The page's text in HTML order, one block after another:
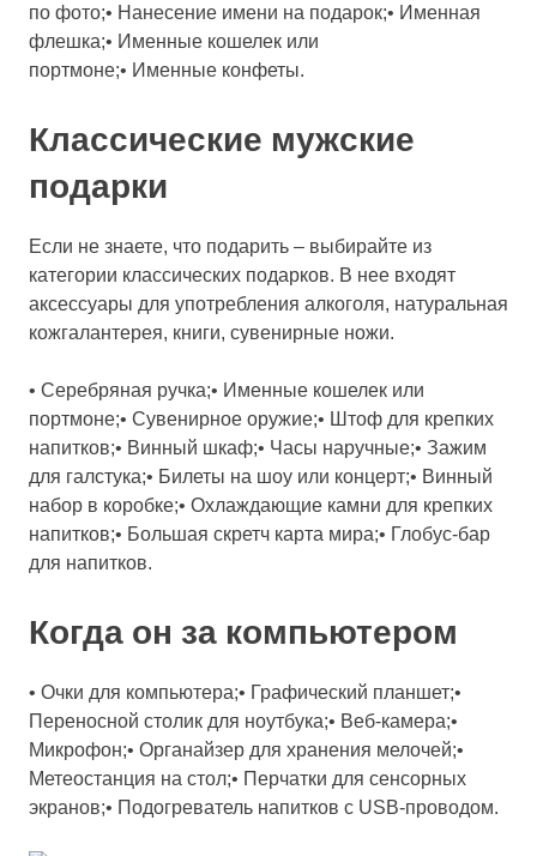
по фото;• Нанесение имени на подарок;• Именная
флешка;• Именные кошелек или
портмоне;• Именные конфеты.
Классические мужские
подарки
Если не знаете, что подарить – выбирайте из
категории классических подарков. В нее входят
аксессуары для употребления алкоголя, натуральная
кожгалантерея, книги, сувенирные ножи.
• Серебряная ручка;• Именные кошелек или
портмоне;• Сувенирное оружие;• Штоф для крепких
напитков;• Винный шкаф;• Часы наручные;• Зажим
для галстука;• Билеты на шоу или концерт;• Винный
набор в коробке;• Охлаждающие камни для крепких
напитков;• Большая скретч карта мира;• Глобус-бар
для напитков.
Когда он за компьютером
• Очки для компьютера;• Графический планшет;•
Переносной столик для ноутбука;• Веб-камера;•
Микрофон;• Органайзер для хранения мелочей;•
Метеостанция на стол;• Перчатки для сенсорных
экранов;• Подогреватель напитков с USB-проводом.